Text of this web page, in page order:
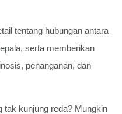
tentang hubungan antara
serta memberikan
penanganan, dan
tak kunjung reda? Mungkin